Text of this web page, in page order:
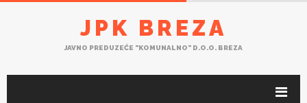
JPK BREZA
JAVNO PREDUZEĆE "KOMUNALNO" D.O.O. BREZA